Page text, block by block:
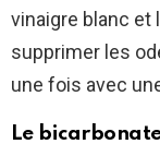
vinaigre blanc
supprimer les
une fois avec
Le